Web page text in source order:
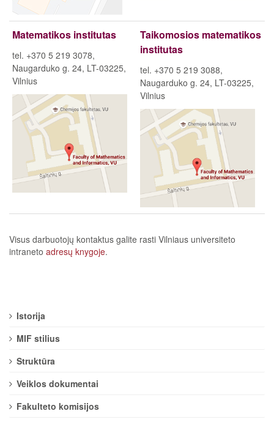
Matematikos institutas
tel. +370 5 219 3078,
Naugarduko g. 24, LT-03225,
Vilnius
Taikomosios matematikos
institutas
tel. +370 5 219 3088,
Naugarduko g. 24, LT-03225,
Vilnius
Visus darbuotojų kontaktus galite rasti Vilniaus universiteto
intraneto adresų knygoje.
Istorija
MIF stilius
Struktūra
Veiklos dokumentai
Fakulteto komisijos